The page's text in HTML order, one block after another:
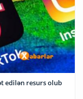
edilən resurs olub